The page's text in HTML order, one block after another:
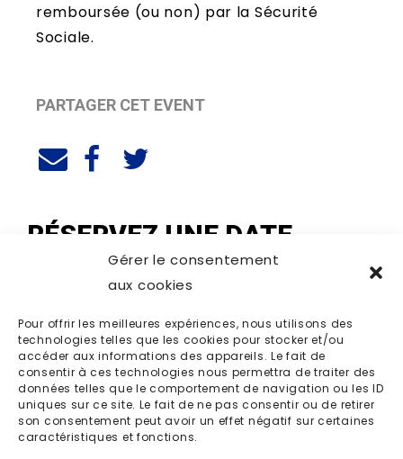
Gérer le consentement
aux cookies
Pour offrir les meilleures expériences, nous utilisons des
technologies telles que les cookies pour stocker et/ou
accéder aux informations des appareils. Le fait de
consentir à ces technologies nous permettra de traiter des
données telles que le comportement de navigation ou les ID
uniques sur ce site. Le fait de ne pas consentir ou de retirer
son consentement peut avoir un effet négatif sur certaines
caractéristiques et fonctions.
remboursée (ou non) par la Sécurité
Sociale.
PARTAGER CET EVENT
RÉSERVEZ UNE DATE